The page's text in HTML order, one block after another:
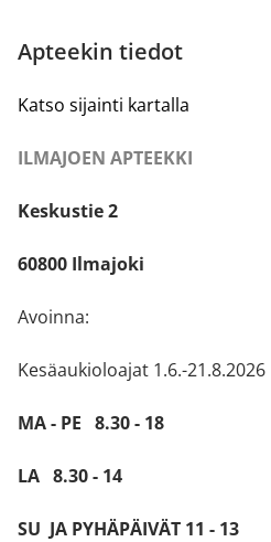
Apteekin tiedot
Katso sijainti kartalla
ILMAJOEN APTEEKKI
Keskustie 2
60800 Ilmajoki
Avoinna:
Kesäaukioloajat 1.6.-21.8.2026
MA - PE 8.30 - 18
LA 8.30 - 14
SU JA PYHÄPÄIVÄT 11 - 13